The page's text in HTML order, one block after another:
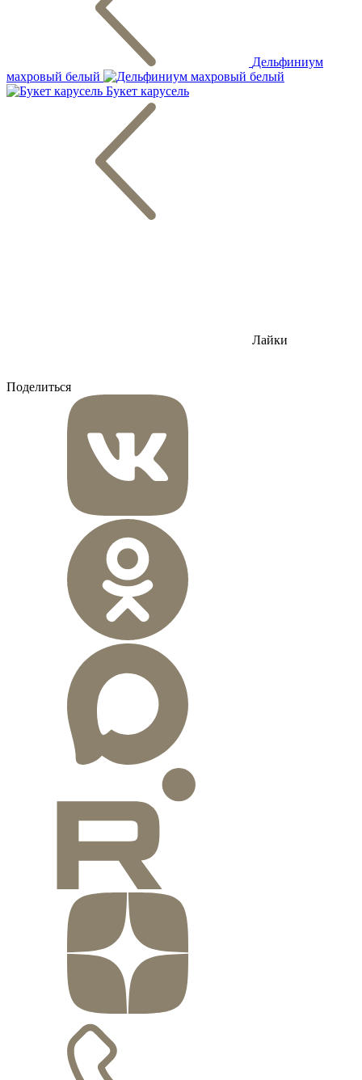
Дельфиниум
махровый белый
Букет карусель
Лайки
Поделиться